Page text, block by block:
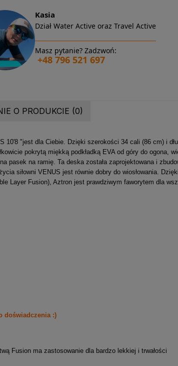
Kasia
Dział Water Active oraz Travel Active
Masz pytanie? Zadzwoń:
+48 796 521 697
O PRODUKCIE (0)
"jest dla Ciebie. Dzięki szerokości 34 cali (86 cm) i
pokrytą miękką podkładką EVA od góry do ogona,
pasek na ramię. Ta deska została zaprojektowana i
siłowni VENUS jest równie dobry do wiosłowania.
Layer Fusion), Aztron jest prawdziwym faworytem dla
doświadczenia :)
Fusion ma zastosowanie dla bardzo lekkiej i trwałości